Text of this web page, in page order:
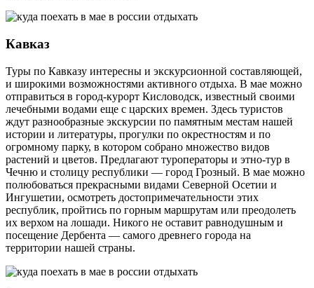
Кавказ
Туры по Кавказу интересны и экскурсионной составляющей,
и широкими возможностями активного отдыха. В мае можно
отправиться в город-курорт Кисловодск, известный своими
лечебными водами еще с царских времен. Здесь туристов
ждут разнообразные экскурсии по памятным местам нашей
истории и литературы, прогулки по окрестностям и по
огромному парку, в котором собрано множество видов
растений и цветов. Предлагают туроператоры и этно-тур в
Чечню и столицу республики — город Грозный. В мае можно
полюбоваться прекрасными видами Северной Осетии и
Ингушетии, осмотреть достопримечательности этих
республик, пройтись по горным маршрутам или преодолеть
их верхом на лошади. Никого не оставит равнодушным и
посещение Дербента — самого древнего города на
территории нашей страны.